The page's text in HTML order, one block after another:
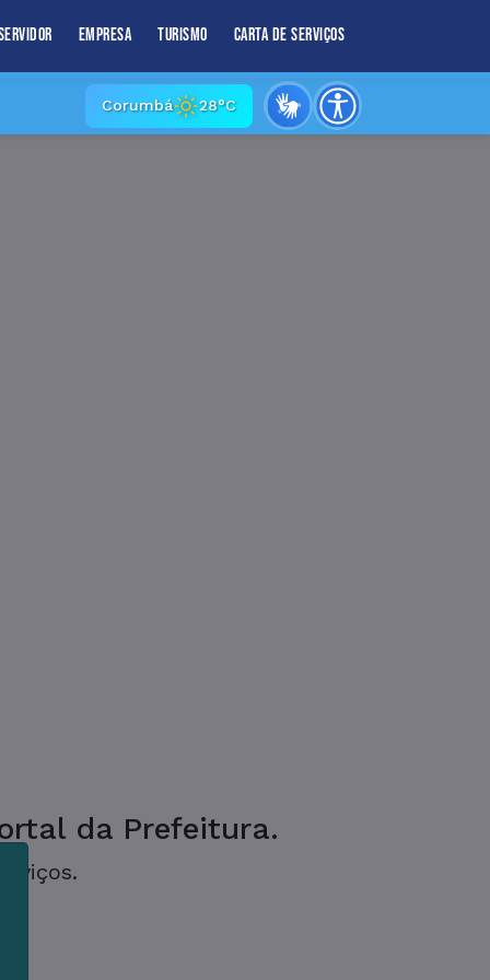
Empresa Turismo Carta de Serviços
Corumbá 28°C
da Prefeitura.